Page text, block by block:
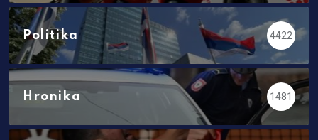
Politika 4422
Hronika 1481